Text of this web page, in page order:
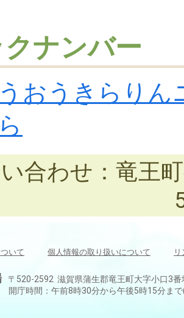
ナンバー
おうきらり
合わせ：竜王
いて 個人情報の取り扱いについて
〒520-2592 滋賀県蒲生郡竜王町大字小口3
開庁時間：午前8時30分から午後5時15分ま